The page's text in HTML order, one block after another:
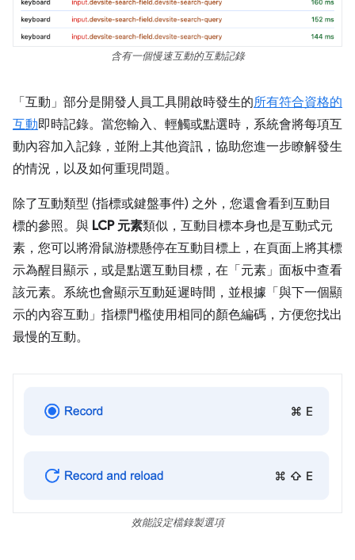
含有一個慢速互動的互動記錄
「互動」 部分是開發人員工具開啟時發生的所有符合資格的
互動即時記錄。當您輸入、輕觸或點選時，系統會將每項互
動內容加入記錄，並附上其他資訊，協助您進一步瞭解發生
的情況，以及如何重現問題。
除了互動類型 (指標或鍵盤事件) 之外，您還會看到互動目
標的參照。與 LCP 元素類似，互動目標本身也是互動式元
素，您可以將滑鼠游標懸停在互動目標上，在頁面上將其標
示為醒目顯示，或是點選互動目標，在「元素」面板中查看
該元素。系統也會顯示互動延遲時間，並根據「與下一個顯
示的內容互動」指標門檻使用相同的顏色編碼，方便您找出
最慢的互動。
效能設定檔錄製選項